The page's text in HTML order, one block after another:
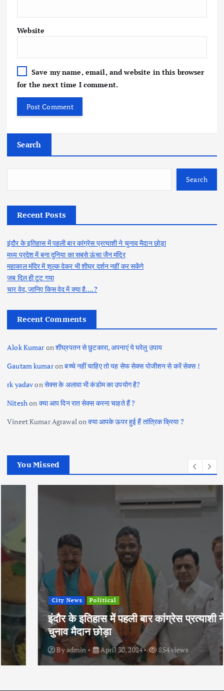
Website
Save my name, email, and website in this browser
for the next time I comment.
Search
Search
Recent Posts
इंदौर के इतिहास में पहली बार कांग्रेस प्रत्याशी ने चुनाव मैदान छोड़ा
मध्य प्रदेश में बना दुनिया का सबसे ऊंचा जैन मंदिर
महाकाल मंदिर में शुल्क देकर भी शीघ्र दर्शन नहीं कर सकेंगे
जब दिल ही टूट गया
चार वेद, जानिए किस वेद में क्या है….?
Recent Comments
Alok Kumaronशीघ्रपतन से छुटकारा, अपनाएं ये घरेलु उपाय
Gautam kumaronबच्चे नहीं चाहिए तो यह सेफ सेक्स पोजीशन से करें सेक्स !
rk yadavonसेक्स के अलावा भी कंडोम का उपयोग है?
Nitesh on क्या आप दिन रात सेक्स करना चाहते हैं ?
Vineet Kumar Agrawalonक्या आपके ऊपर हुई हैं तांत्रिक क्रिया ?
You Missed
City News Political
इंदौर के इतिहास में पहली बार कांग्रेस प्रत्याशी ने
चुनाव मैदान छोड़ा
By admin April 30, 2024 854 views